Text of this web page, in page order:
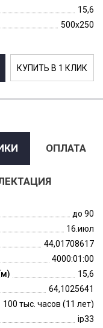
15,6
500x250
КУПИТЬ В 1 КЛИК
ОПЛАТА
до 90
16.июл
44,01708617
4000:01:00
15,6
64,1025641
100 тыс. часов (11 лет)
ip33